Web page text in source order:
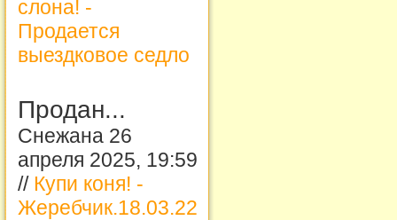
слона! -
Продается
выездковое седло
Продан...
Снежана 26
апреля 2025, 19:59
// Купи коня! -
Жеребчик.18.03.22